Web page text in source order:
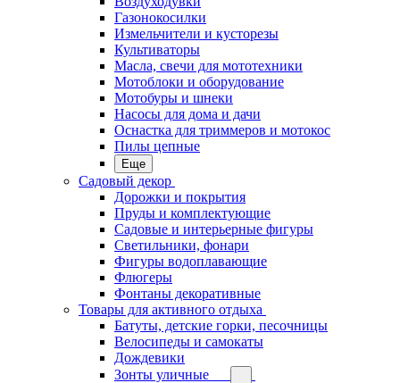
Газонокосилки
Измельчители и кусторезы
Культиваторы
Масла, свечи для мототехники
Мотоблоки и оборудование
Мотобуры и шнеки
Насосы для дома и дачи
Оснастка для триммеров и мотокос
Пилы цепные
Еще
Садовый декор
Дорожки и покрытия
Пруды и комплектующие
Садовые и интерьерные фигуры
Светильники, фонари
Фигуры водоплавающие
Флюгеры
Фонтаны декоративные
Товары для активного отдыха
Батуты, детские горки, песочницы
Велосипеды и самокаты
Дождевики
Зонты уличные